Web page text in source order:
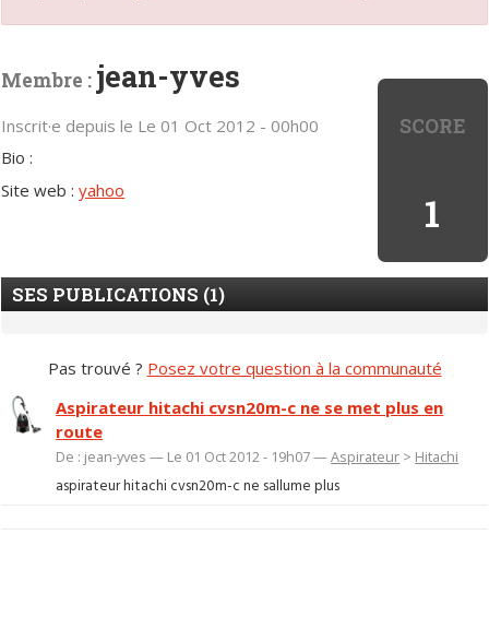
SCORE
1
Membre : jean-yves
Inscrit·e depuis le Le 01 Oct 2012 - 00h00
Bio :
Site web :yahoo
SES PUBLICATIONS (1)
Pas trouvé ? Posez votre question à la communauté
Aspirateur hitachi cvsn20m-c ne se met plus en
route
De : jean-yves — Le 01 Oct 2012 - 19h07 —Aspirateur > Hitachi
aspirateur hitachi cvsn20m-c ne sallume plus